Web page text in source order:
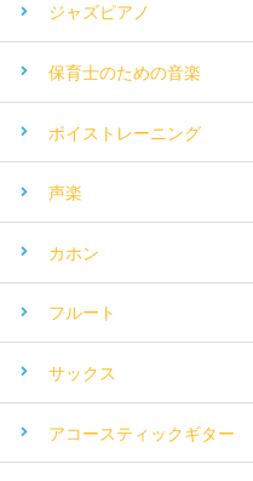
ジャズピアノ
保育士のための音楽
ボイストレーニング
声楽
カホン
フルート
サックス
アコースティックギター